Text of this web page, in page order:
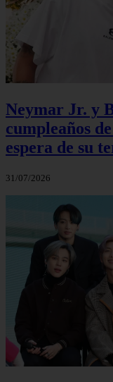
Neymar Jr. y
cumpleaños
espera de su
31/07/2026